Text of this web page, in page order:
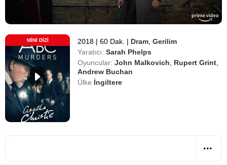
MINI DIZI 2018 | 60 Dak. | Dram ,Gerilim
Yaratıcı: Sarah Phelps
Oyuncular: John Malkovich Rupert Grint
Andrew Buchan
Ülke İngiltere